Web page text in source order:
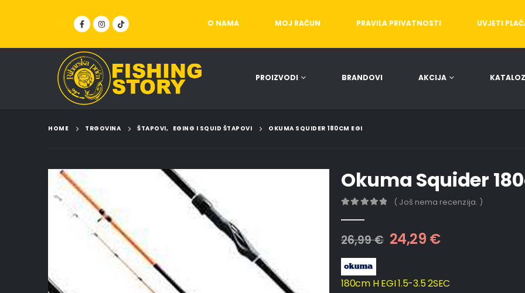
O NAMA MOJ RAČUN PRAVILA PRIVATNOSTI UVJETI
PROIZVODI BRANDOVI AKCIJA
HOME TRGOVINA ŠTAPOVI, EGING I SQUID ŠTAPOVI OKUMA SQUIDER 180CM EGI
Okuma Squider
( Još nema recenzija. )
26,99€ 24,29 €
180cm H EGI 1.5-3.5 2SEC